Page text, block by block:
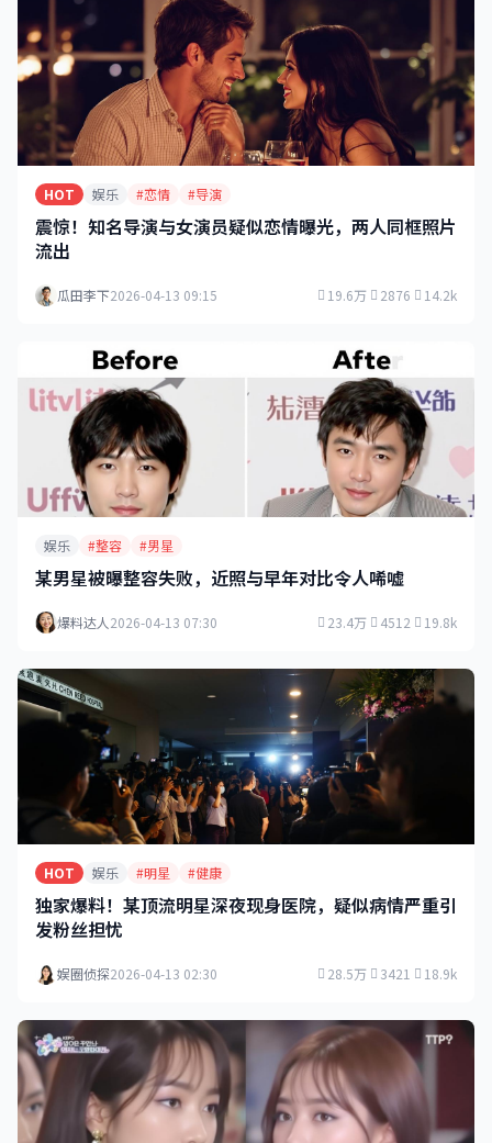
HOT 娱乐 #恋情 #导演
震惊！知名导演与女演员疑似恋情曝光，两人同框照片
流出
瓜田李下2026-04-13 09:15 19.6万 2876 14.2k
娱乐 #整容 #男星
某男星被曝整容失败，近照与早年对比令人唏嘘
爆料达人 2026-04-13 07:30 23.4万 4512 19.8k
HOT 娱乐 #明星 #健康
独家爆料！某顶流明星深夜现身医院，疑似病情严重引
发粉丝担忧
娱圈侦探2026-04-13 02:30 28.5万 3421 18.9k